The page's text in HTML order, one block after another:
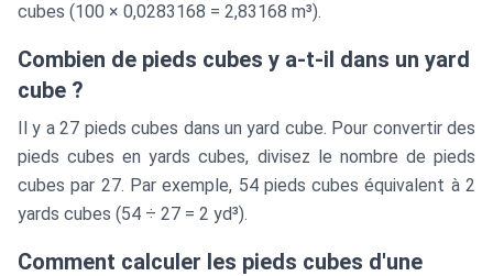
cubes (100 × 0,0283168 = 2,83168 m³).
Combien de pieds cubes y a-t-il dans un yard
cube ?
Il y a 27 pieds cubes dans un yard cube. Pour convertir des
pieds cubes en yards cubes, divisez le nombre de pieds
cubes par 27. Par exemple, 54 pieds cubes équivalent à 2
yards cubes (54 ÷ 27 = 2 yd³).
Comment calculer les pieds cubes d'une